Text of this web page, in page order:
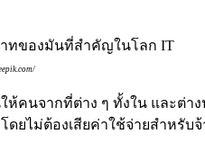
คนจากที่ต่าง ๆ ทั้งใน และต่าง
ยไม่ต้องเสียค่าใช้จ่ายสำหรับ